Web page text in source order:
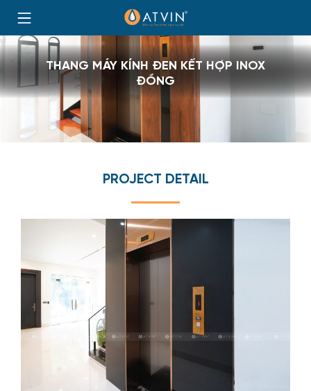
content
Trang
THANG MÁY KÍNH ĐEN KẾT HỢP INOX
ĐỒNG
PROJECT DETAIL